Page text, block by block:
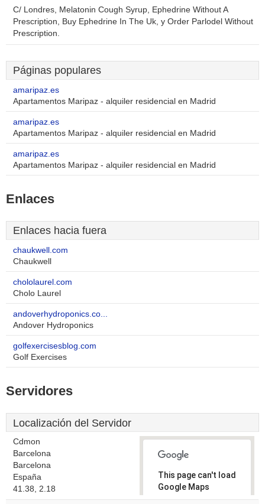
C/ Londres, Melatonin Cough Syrup, Ephedrine Without A
Prescription, Buy Ephedrine In The Uk, y Order Parlodel Without
Prescription.
Páginas populares
amaripaz.es
Apartamentos Maripaz - alquiler residencial en Madrid
amaripaz.es
Apartamentos Maripaz - alquiler residencial en Madrid
amaripaz.es
Apartamentos Maripaz - alquiler residencial en Madrid
Enlaces
Enlaces hacia fuera
chaukwell.com
Chaukwell
chololaurel.com
Cholo Laurel
andoverhydroponics.co...
Andover Hydroponics
golfexercisesblog.com
Golf Exercises
Servidores
Localización del Servidor
Cdmon
Barcelona
Barcelona
España
41.38, 2.18
This page can't load
Google Maps
correctly.